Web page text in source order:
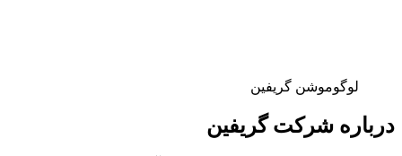
لوگوموشن گریفین
درباره شرکت گریفین